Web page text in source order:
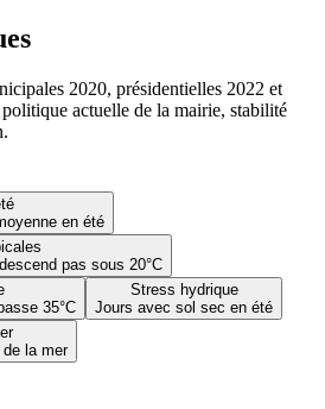
en été
pas sous 20°C
35°C
Stress hydrique
Jours avec sol sec en été
la mer
2020, présidentielles 2022 et
actuelle de la mairie, stabilité